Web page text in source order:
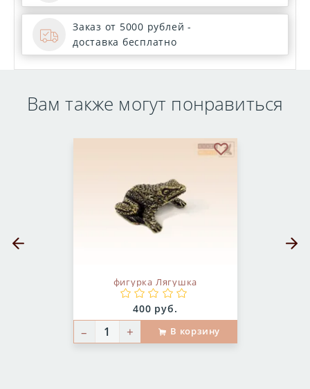
Заказ от 5000 рублей -
доставка бесплатно
Вам также могут понравиться
фигурка Лягушка
Цена:
400 руб.
– + В корзину
Предыдущий слайд